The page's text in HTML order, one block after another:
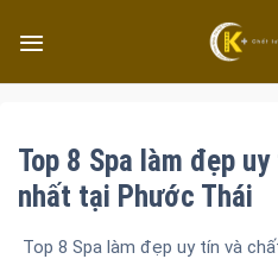
Top 8 Spa làm đẹp
nhất tại Phước Thái
Top 8 Spa làm đẹp uy tín và